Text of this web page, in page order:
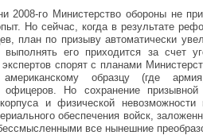
2008-го Министерство обороны не
Но сейчас, когда в результате
план по призыву автоматически
его приходится за счет
спорят с планами
образцу (где
офицеров. Но сохранение
и физической невозможности
обеспечения войск,
все нынешние